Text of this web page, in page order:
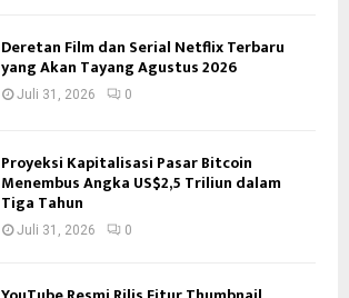
Deretan Film dan Serial Netflix Terbaru
yang Akan Tayang Agustus 2026
Juli 31, 2026 0
Proyeksi Kapitalisasi Pasar Bitcoin
Menembus Angka US$2,5 Triliun dalam
Tiga Tahun
Juli 31, 2026 0